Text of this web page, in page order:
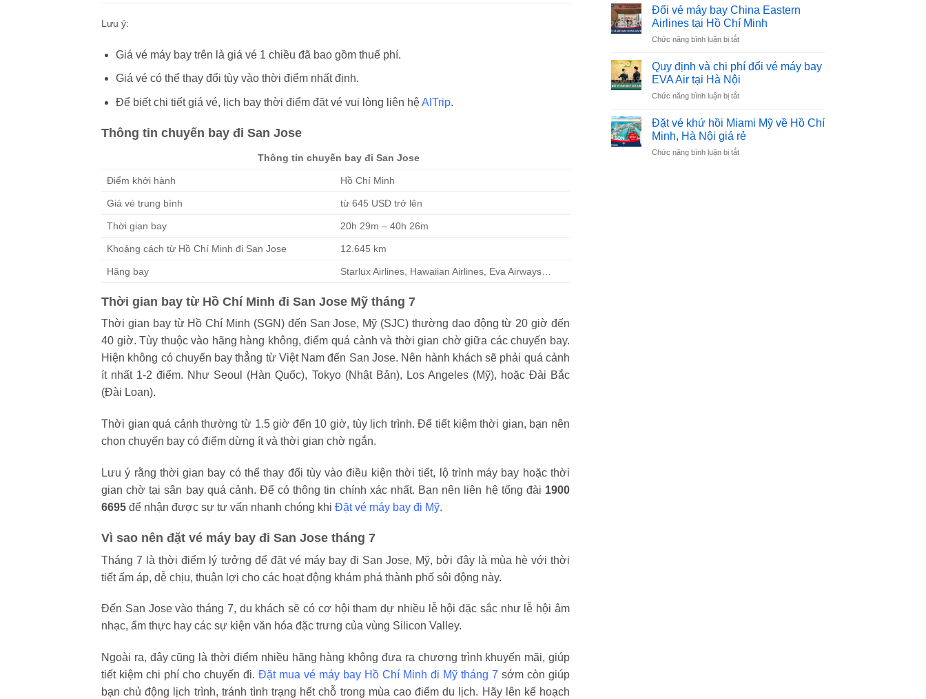
Lưu ý:
Giá vé máy bay trên là giá vé 1 chiều đã bao gồm thuế phí.
Giá vé có thể thay đổi tùy vào thời điểm nhất định.
Để biết chi tiết giá vé, lịch bay thời điểm đặt vé vui lòng liên hệAITrip.
Thông tin chuyến bay đi San Jose
Thông tin chuyến bay đi San Jose
Điểm khởi hành Hồ Chí Minh
Giá vé trung bình từ 645 USD trở lên
Thời gian bay 20h 29m – 40h 26m
Khoảng cách từ Hồ Chí Minh đi San Jose 12.645 km
Hãng bay Starlux Airlines, Hawaiian Airlines, Eva Airways…
Thời gian bay từ Hồ Chí Minh đi San Jose Mỹ tháng 7
Thời gian bay từ Hồ Chí Minh (SGN) đến San Jose, Mỹ (SJC) thường dao động từ 20 giờ đến
40 giờ. Tùy thuộc vào hãng hàng không, điểm quá cảnh và thời gian chờ giữa các chuyến bay.
Hiện không có chuyến bay thẳng từ Việt Nam đến San Jose. Nên hành khách sẽ phải quá cảnh
ít nhất 1-2 điểm. Như Seoul (Hàn Quốc), Tokyo (Nhật Bản), Los Angeles (Mỹ), hoặc Đài Bắc
(Đài Loan).
Thời gian quá cảnh thường từ 1.5 giờ đến 10 giờ, tùy lịch trình. Để tiết kiệm thời gian, bạn nên
chọn chuyến bay có điểm dừng ít và thời gian chờ ngắn.
Lưu ý rằng thời gian bay có thể thay đổi tùy vào điều kiện thời tiết, lộ trình máy bay hoặc thời
gian chờ tại sân bay quá cảnh. Để có thông tin chính xác nhất. Bạn nên liên hệ tổng đài 1900
6695 để nhận được sự tư vấn nhanh chóng khi Đặt vé máy bay đi Mỹ.
Vì sao nên đặt vé máy bay đi San Jose tháng 7
Tháng 7 là thời điểm lý tưởng để đặt vé máy bay đi San Jose, Mỹ, bởi đây là mùa hè với thời
tiết ấm áp, dễ chịu, thuận lợi cho các hoạt động khám phá thành phố sôi động này.
Đến San Jose vào tháng 7, du khách sẽ có cơ hội tham dự nhiều lễ hội đặc sắc như lễ hội âm
nhạc, ẩm thực hay các sự kiện văn hóa đặc trưng của vùng Silicon Valley.
Ngoài ra, đây cũng là thời điểm nhiều hãng hàng không đưa ra chương trình khuyến mãi, giúp
tiết kiệm chi phí cho chuyến đi. Đặt mua vé máy bay Hồ Chí Minh đi Mỹ tháng 7 sớm còn giúp
bạn chủ động lịch trình, tránh tình trạng hết chỗ trong mùa cao điểm du lịch. Hãy lên kế hoạch
Airlines
đổi
ngày
vé
máy
China
Airlines
Hà
Đổi vé máy bay China Eastern
Airlines tại Hồ Chí Minh
Chức năng bình luận bị tắtở
vé
máy
bay
China
Airlines
tại
Chí
Quy định và chi phí đổi vé máy bay
EVA Air tại Hà Nội
Chức năng bình luận bị tắtở
và
chi
phí
Đặt vé khứ hồi Miami Mỹ về Hồ Chí
Minh, Hà Nội giá rẻ
Chức năng bình luận bị tắtở